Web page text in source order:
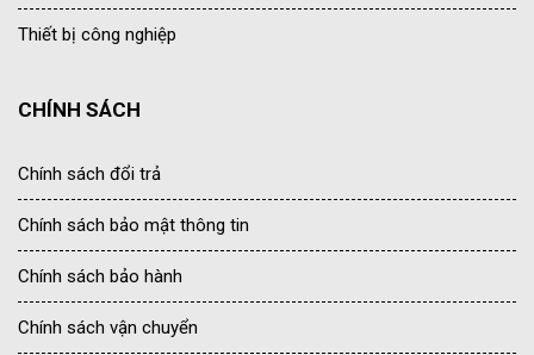
Thiết bị công nghiệp
CHÍNH SÁCH
Chính sách đổi trả
Chính sách bảo mật thông tin
Chính sách bảo hành
Chính sách vận chuyển